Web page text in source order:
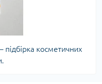
підбірка косметичних